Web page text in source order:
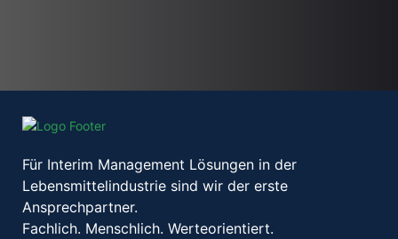
Für Interim Management Lösungen in der
Lebensmittelindustrie sind wir der erste
Ansprechpartner.
Fachlich. Menschlich. Werteorientiert.